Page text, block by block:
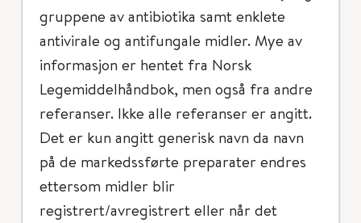
gruppene av antibiotika samt enklete
antivirale og antifungale midler. Mye av
informasjon er hentet fra Norsk
Legemiddelhåndbok, men også fra andre
referanser. Ikke alle referanser er angitt.
Det er kun angitt generisk navn da navn
på de markedssførte preparater endres
ettersom midler blir
registrert/avregistrert eller når det